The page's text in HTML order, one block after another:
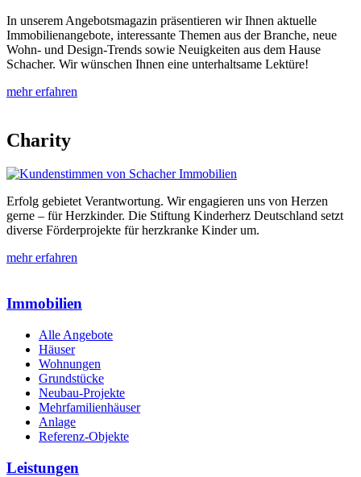
In unserem Angebotsmagazin präsentieren wir Ihnen aktuelle
Immobilienangebote, interessante Themen aus der Branche, neue
Wohn- und Design-Trends sowie Neuigkeiten aus dem Hause
Schacher. Wir wünschen Ihnen eine unterhaltsame Lektüre!
mehr erfahren
Charity
Erfolg gebietet Verantwortung. Wir engagieren uns von Herzen
gerne – für Herzkinder. Die Stiftung Kinderherz Deutschland setzt
diverse Förderprojekte für herzkranke Kinder um.
mehr erfahren
Immobilien
Alle Angebote
Häuser
Wohnungen
Grundstücke
Neubau-Projekte
Mehrfamilienhäuser
Anlage
Referenz-Objekte
Leistungen